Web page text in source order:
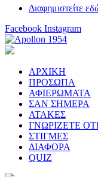
Διαφημιστείτε
Facebook Instagram
ΑΡΧΙΚΗ
ΠΡΟΣΩΠΑ
ΑΦΙΕΡΩΜΑΤΑ
ΣΑΝ ΣΗΜΕΡΑ
ΑΤΑΚΕΣ
ΓΝΩΡΙΖΕΤΕ
ΣΤΙΓΜΕΣ
ΔΙΑΦΟΡΑ
QUIZ